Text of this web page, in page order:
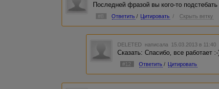
Последней фразой вы кого-то
#8 Ответить / Цитировать / Скрыть ветку
DELETED написала 15.03.2013 в 11:40
Сказать: Спасибо, все работает
#12 Ответить / Цитировать